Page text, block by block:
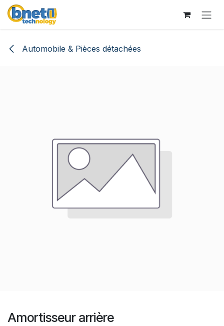
Se rendre au contenu
Automobile & Pièces détachées
Amortisseur arrière